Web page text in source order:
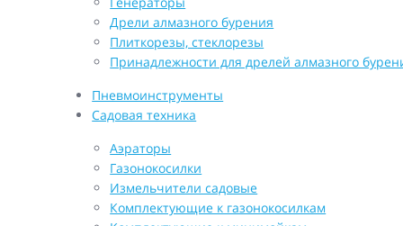
Дрели алмазного бурения
Плиткорезы, стеклорезы
Принадлежности для дрелей алмазного
Пневмоинструменты
Садовая техника
Аэраторы
Газонокосилки
Измельчители садовые
Комплектующие к газонокосилкам